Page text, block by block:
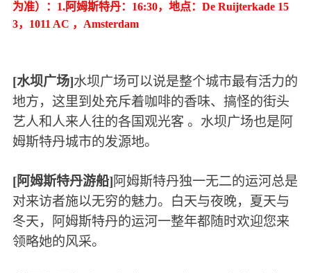
为准）：1.阿姆斯特丹：16:30，地点：De Ruijterkade 15
3，1011 AC ，Amsterdam
[水坝广场]水坝广场可以说是整个城市最有活力的
地方，这里到处充斥着咖啡的香味、搞怪的街头
艺人和人来人往的各国观光客 。水坝广场也是阿
姆斯特丹城市的发源地。
[阿姆斯特丹游船]阿姆斯特丹独一无二的运河总是
对来访者施以无穷的魅力。白天与夜晚，夏天与
冬天，阿姆斯特丹的运河一整年都随时欢迎您来
领略她的风采。